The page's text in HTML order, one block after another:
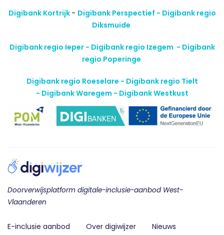
Digibank Kortrijk - Digibank Perspectief - Digibank regio
Diksmuide
Digibank regio Ieper - Digibank regio Izegem - Digibank
regio Poperinge
Digibank regio Roeselare - Digibank regio Tielt
- Digibank Waregem - Digibank Westkust
Doorverwijsplatform digitale-inclusie-aanbod West-
Vlaanderen
E-inclusie aanbod Over digiwijzer Nieuws